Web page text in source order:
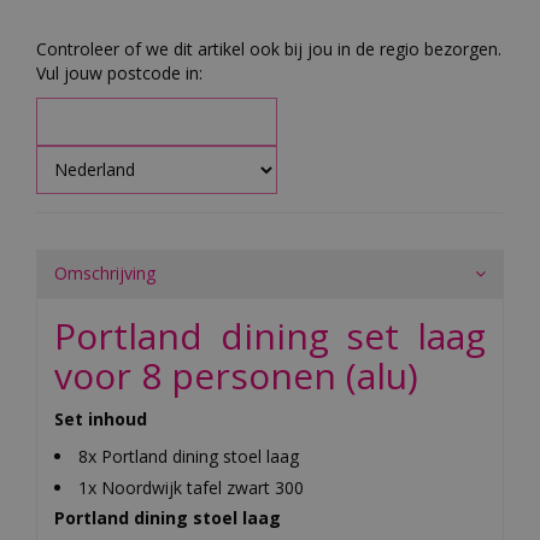
Controleer of we dit artikel ook bij jou in de regio bezorgen.
Vul jouw postcode in:
Omschrijving
Portland dining set laag
voor 8 personen (alu)
Set inhoud
8x Portland dining stoel laag
1x Noordwijk tafel zwart 300
Portland dining stoel laag